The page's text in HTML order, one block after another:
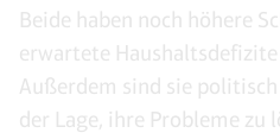
Beide haben noch höhere
erwartete
Außerdem sind sie
der Lage, ihre Probleme zu